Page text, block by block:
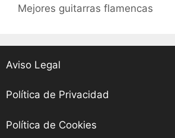
Mejores guitarras flamencas
Aviso Legal
Política de Privacidad
Política de Cookies